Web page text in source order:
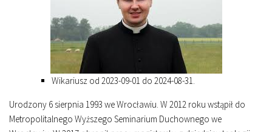
Wikariusz od 2023-09-01 do 2024-08-31.
Urodzony 6 sierpnia 1993 we Wrocławiu. W 2012 roku wstąpił do
Metropolitalnego Wyższego Seminarium Duchownego we